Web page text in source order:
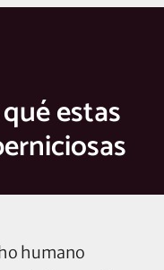
estas
humano